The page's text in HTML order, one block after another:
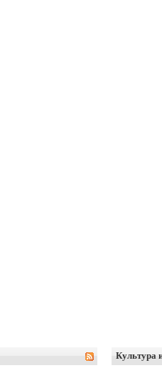
Культура